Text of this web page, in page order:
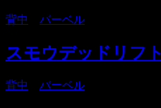
背中 バーベル
スモウデッドリフト
背中 バーベル